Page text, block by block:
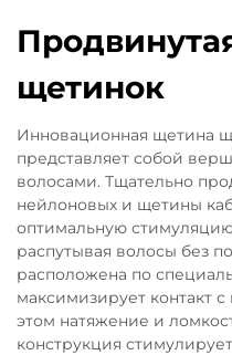
щетинок
Инновационная щетина
представляет собой
волосами. Тщательно
нейлоновых и щетины
оптимальную
распутывая волосы без
расположена по
максимизирует контакт
этом натяжение и
конструкция